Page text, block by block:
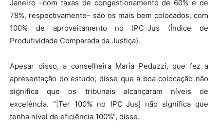
Janeiro –com taxas de congestionamento de 60% e de
78%, respectivamente– são os mais bem colocados, com
100% de aproveitamento no IPC-Jus (Índice de
Produtividade Comparada da Justiça).
Apesar disso, a conselheira Maria Peduzzi, que fez a
apresentação do estudo, disse que a boa colocação não
significa que os tribunais alcançaram níveis de
excelência. “[Ter 100% no IPC-Jus] não significa que
tenha nível de eficiência 100%”, disse.